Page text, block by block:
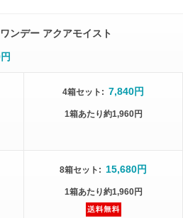
ンデー アクアモイスト
4箱セット : 7,840円
1箱あたり約1,960円
8箱セット : 15,680円
1箱あたり約1,960円